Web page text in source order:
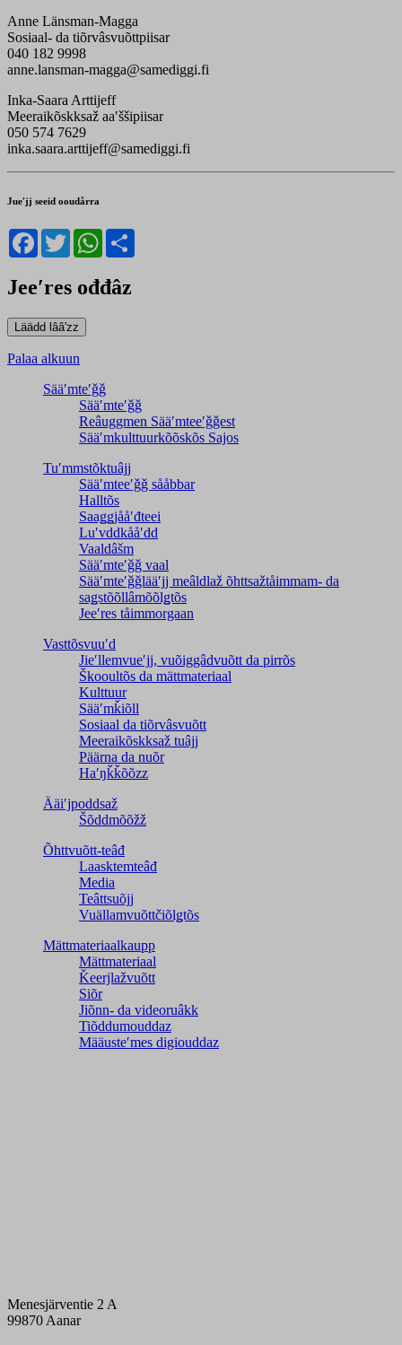
Anne Länsman-Magga
Sosiaal- da tiõrvâsvuõttpiisar
040 182 9998
anne.lansman-magga@samediggi.fi
Inka-Saara Arttijeff
Meeraikõskksaž aaʹššipiisar
050 574 7629
inka.saara.arttijeff@samediggi.fi
Jueʹjj seeid ooudårra
Facebook
TwitterWhatsApp
Jeeʹres ođđâz
Palaa alkuun
Sääʹmteʹǧǧ
Sääʹmteʹǧǧ
Reâuggmen Sääʹmteeʹǧǧest
Sääʹmkulttuurkõõskõs Sajos
Tuʹmmstõktuâjj
Sääʹmteeʹǧǧ sååbbar
Halltõs
Saaǥǥjååʹđteei
Luʹvddkååʹdd
Vaaldâšm
Sääʹmteʹǧǧ vaal
Sääʹmteʹǧǧlääʹjj meâldlaž õhttsažtåimmam- da
saǥstõõllâmõõlǥtõs
Jeeʹres tåimmorgaan
Vasttõsvuuʹd
Jieʹllemvueʹjj, vuõiggâdvuõtt da pirrõs
Škooultõs da mättmateriaal
Kulttuur
Sääʹmǩiõll
Sosiaal da tiõrvâsvuõtt
Meeraikõskksaž tuâjj
Päärna da nuõr
Haʹŋǩǩõõzz
Ääiʹjpoddsaž
Šõddmõõžž
Õhttvuõtt-teâđ
Laasktemteâđ
Media
Teâttsuõjj
Vuällamvuõttčiõlǥtõs
Mättmateriaalkaupp
Mättmateriaal
Ǩeerjlažvuõtt
Siõr
Jiõnn- da videoruâkk
Tiõddumouddaz
Määusteʹmes digiouddaz
Menesjärventie 2 A
99870 Aanar